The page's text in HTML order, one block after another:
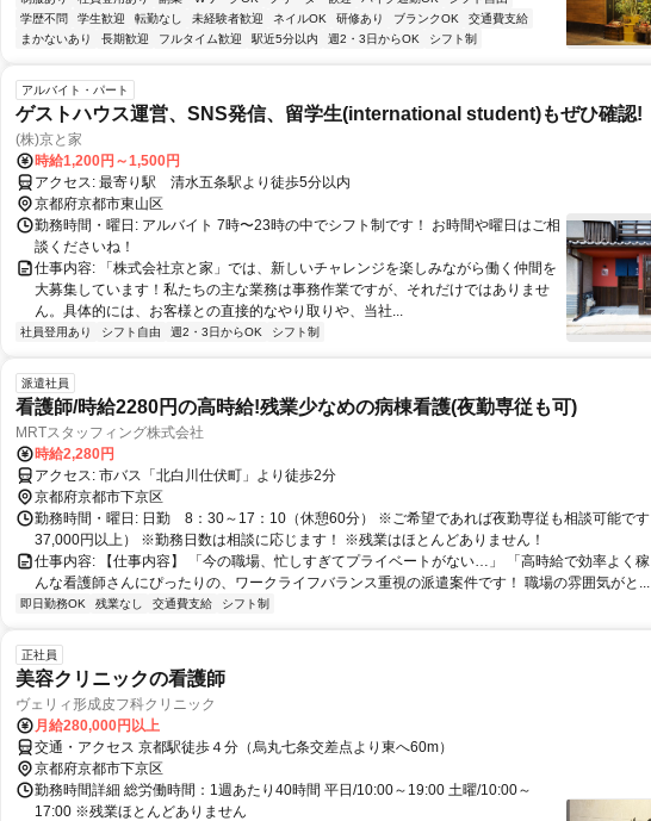
学歴不問
学生歓迎 転勤なし 未経験者歓迎 ネイルOK 研修あり ブランクOK
交通費支給
まかないあり
長期歓迎 フルタイム歓迎 駅近5分以内 週2・3日からOK シフト制
アルバイト・パート
ゲストハウス運営、SNS発信、留学生(international student)もぜひ確認!
(株)京と家
時給1,200円～1,500円
アクセス: 最寄り駅 清水五条駅より徒歩5分以内
京都府京都市東山区
勤務時間・曜日: アルバイト 7時〜23時の中でシフト制です！ お時間や曜日はご相
談くださいね！
仕事内容: 「株式会社京と家」では、新しいチャレンジを楽しみながら働く仲間を
大募集しています！私たちの主な業務は事務作業ですが、それだけではありませ
ん。具体的には、お客様との直接的なやり取りや、当社...
社員登用あり シフト自由 週2・3日からOK シフト制
派遣社員
看護師/時給2280円の高時給!残業少なめの病棟看護(夜勤専従も可)
MRTスタッフィング株式会社
時給2,280円
アクセス: 市バス「北白川仕伏町」より徒歩2分
京都府京都市下京区
勤務時間・曜日: 日勤 8：30～17：10（休憩60分） ※ご希望であれば夜勤専従も相談可能で
37,000円以上） ※勤務日数は相談に応じます！ ※残業はほとんどありません！
仕事内容: 【仕事内容】 「今の職場、忙しすぎてプライベートがない…」 「高時給で効率よく
んな看護師さんにぴったりの、ワークライフバランス重視の派遣案件です！ 職場の雰囲気がと...
即日勤務OK 残業なし 交通費支給 シフト制
正社員
美容クリニックの看護師
ヴェリィ形成皮フ科クリニック
月給280,000円以上
交通・アクセス 京都駅徒歩４分（烏丸七条交差点より東へ60m）
京都府京都市下京区
勤務時間詳細 総労働時間：1週あたり40時間 平日/10:00～19:00 土曜/10:00～
17:00 ※残業ほとんどありません